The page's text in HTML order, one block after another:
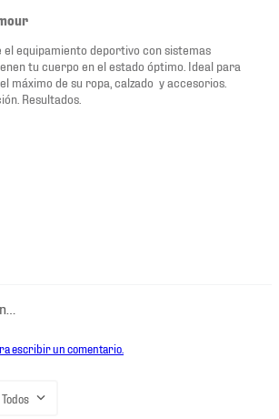
equipamiento deportivo con sistemas
tu cuerpo en el estado óptimo. Ideal para
máximo de su ropa, calzado y accesorios.
Resultados.
escribir un comentario.
Todos